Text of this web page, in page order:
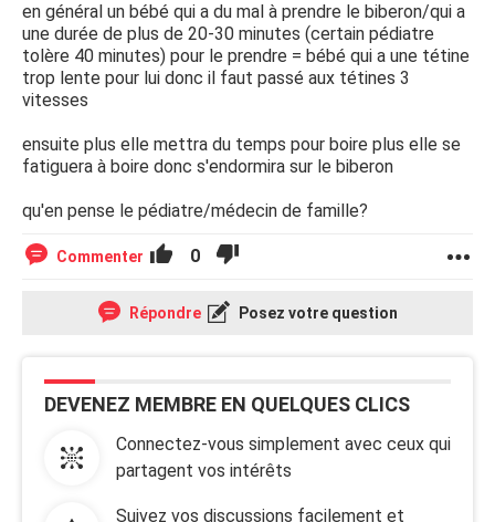
en général un bébé qui a du mal à prendre le biberon/qui a
une durée de plus de 20-30 minutes (certain pédiatre
tolère 40 minutes) pour le prendre = bébé qui a une tétine
trop lente pour lui donc il faut passé aux tétines 3
vitesses
ensuite plus elle mettra du temps pour boire plus elle se
fatiguera à boire donc s'endormira sur le biberon
qu'en pense le pédiatre/médecin de famille?
Commenter 0
Répondre Posez votre question
DEVENEZ MEMBRE EN QUELQUES CLICS
Connectez-vous simplement avec ceux qui
partagent vos intérêts
Suivez vos discussions facilement et